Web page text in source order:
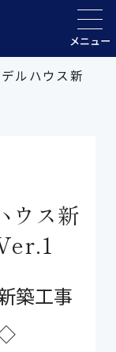
メニュー
ルハウス新
ウス新
築工事